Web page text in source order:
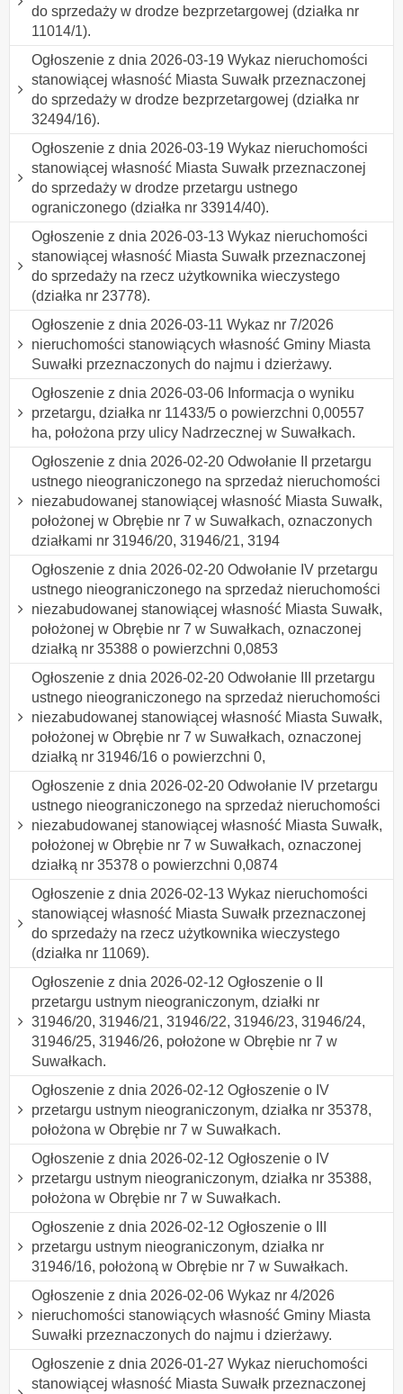
do sprzedaży w drodze bezprzetargowej (działka nr
11014/1).
Ogłoszenie z dnia 2026-03-19 Wykaz nieruchomości
stanowiącej własność Miasta Suwałk przeznaczonej
do sprzedaży w drodze bezprzetargowej (działka nr
32494/16).
Ogłoszenie z dnia 2026-03-19 Wykaz nieruchomości
stanowiącej własność Miasta Suwałk przeznaczonej
do sprzedaży w drodze przetargu ustnego
ograniczonego (działka nr 33914/40).
Ogłoszenie z dnia 2026-03-13 Wykaz nieruchomości
stanowiącej własność Miasta Suwałk przeznaczonej
do sprzedaży na rzecz użytkownika wieczystego
(działka nr 23778).
Ogłoszenie z dnia 2026-03-11 Wykaz nr 7/2026
nieruchomości stanowiących własność Gminy Miasta
Suwałki przeznaczonych do najmu i dzierżawy.
Ogłoszenie z dnia 2026-03-06 Informacja o wyniku
przetargu, działka nr 11433/5 o powierzchni 0,00557
ha, położona przy ulicy Nadrzecznej w Suwałkach.
Ogłoszenie z dnia 2026-02-20 Odwołanie II przetargu
ustnego nieograniczonego na sprzedaż nieruchomości
niezabudowanej stanowiącej własność Miasta Suwałk,
położonej w Obrębie nr 7 w Suwałkach, oznaczonych
działkami nr 31946/20, 31946/21, 3194
Ogłoszenie z dnia 2026-02-20 Odwołanie IV przetargu
ustnego nieograniczonego na sprzedaż nieruchomości
niezabudowanej stanowiącej własność Miasta Suwałk,
położonej w Obrębie nr 7 w Suwałkach, oznaczonej
działką nr 35388 o powierzchni 0,0853
Ogłoszenie z dnia 2026-02-20 Odwołanie III przetargu
ustnego nieograniczonego na sprzedaż nieruchomości
niezabudowanej stanowiącej własność Miasta Suwałk,
położonej w Obrębie nr 7 w Suwałkach, oznaczonej
działką nr 31946/16 o powierzchni 0,
Ogłoszenie z dnia 2026-02-20 Odwołanie IV przetargu
ustnego nieograniczonego na sprzedaż nieruchomości
niezabudowanej stanowiącej własność Miasta Suwałk,
położonej w Obrębie nr 7 w Suwałkach, oznaczonej
działką nr 35378 o powierzchni 0,0874
Ogłoszenie z dnia 2026-02-13 Wykaz nieruchomości
stanowiącej własność Miasta Suwałk przeznaczonej
do sprzedaży na rzecz użytkownika wieczystego
(działka nr 11069).
Ogłoszenie z dnia 2026-02-12 Ogłoszenie o II
przetargu ustnym nieograniczonym, działki nr
31946/20, 31946/21, 31946/22, 31946/23, 31946/24,
31946/25, 31946/26, położone w Obrębie nr 7 w
Suwałkach.
Ogłoszenie z dnia 2026-02-12 Ogłoszenie o IV
przetargu ustnym nieograniczonym, działka nr 35378,
położona w Obrębie nr 7 w Suwałkach.
Ogłoszenie z dnia 2026-02-12 Ogłoszenie o IV
przetargu ustnym nieograniczonym, działka nr 35388,
położona w Obrębie nr 7 w Suwałkach.
Ogłoszenie z dnia 2026-02-12 Ogłoszenie o III
przetargu ustnym nieograniczonym, działka nr
31946/16, położoną w Obrębie nr 7 w Suwałkach.
Ogłoszenie z dnia 2026-02-06 Wykaz nr 4/2026
nieruchomości stanowiących własność Gminy Miasta
Suwałki przeznaczonych do najmu i dzierżawy.
Ogłoszenie z dnia 2026-01-27 Wykaz nieruchomości
stanowiącej własność Miasta Suwałk przeznaczonej